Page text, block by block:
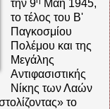
την 9
Μάη 1945,
το τέλος του Β'
Παγκοσμίου
Πολέμου και της
Μεγάλης
Αντιφασιστικής
Νίκης των Λαών
το